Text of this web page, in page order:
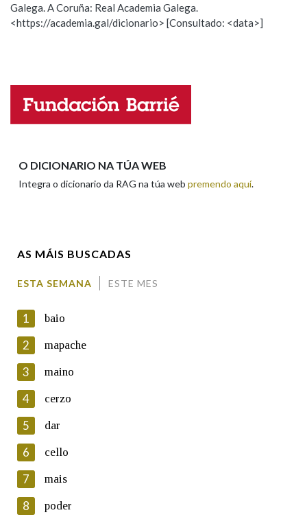
Marcas gramaticais
LIMPAR
Observación Hai un erro na palabra
Propoño mellorar a definición
Nome
En cumprimento da normativa vixente en materia de
Protección de Datos de Carácter Persoal, a Real Academia
Galega informa a aqueles usuarios que faciliten o seu correo
electrónico, así como calquera outra información de carácter
persoal, que estes datos serán obxecto de tratamento
automatizado de carácter confidencial e incorporados aos seus
ficheiros informáticos. Así mesmo, os usuarios poderán exercer o
seu dereito de acceso, rectificación, oposición e cancelación dos
seus datos poñéndose en contacto connosco.
Lin e acepto as condicións da política de
Galega. A Coruña: Real Academia Galega.
<https://academia.gal/dicionario> [Consultado: <data>]
O DICIONARIO NA TÚA WEB
Integra o dicionario da RAG na túa web premendo aquí.
AS MÁIS BUSCADAS
ESTA SEMANA ESTE MES
1 baio
2 mapache
3 maino
4 cerzo
5 dar
6 cello
7 mais
8 poder